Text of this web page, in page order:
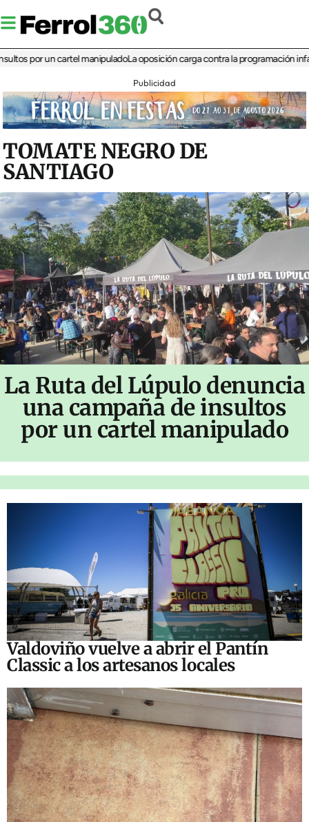
por un cartel manipuladoLa oposición carga contra la programación infantil
Publicidad
TOMATE NEGRO DE
SANTIAGO
La Ruta del Lúpulo denuncia
una campaña de insultos
por un cartel manipulado
Valdoviño vuelve a abrir el Pantín
Classic a los artesanos locales